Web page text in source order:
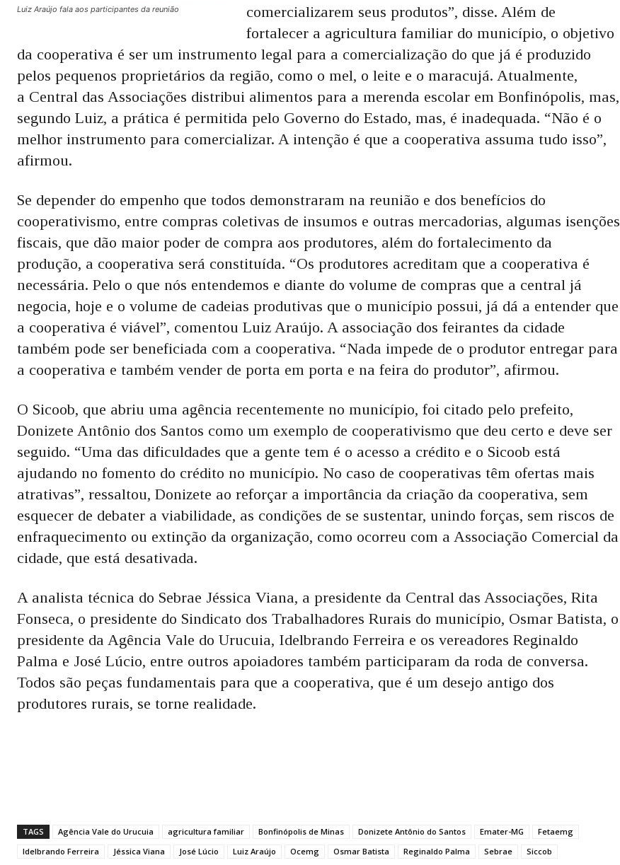
Luiz Araújo fala aos participantes da reunião
comercializarem seus produtos”, disse. Além de
fortalecer a agricultura familiar do município, o objetivo
da cooperativa é ser um instrumento legal para a comercialização do que já é produzido
pelos pequenos proprietários da região, como o mel, o leite e o maracujá. Atualmente,
a Central das Associações distribui alimentos para a merenda escolar em Bonfinópolis, mas,
segundo Luiz, a prática é permitida pelo Governo do Estado, mas, é inadequada. “Não é o
melhor instrumento para comercializar. A intenção é que a cooperativa assuma tudo isso”,
afirmou.
Se depender do empenho que todos demonstraram na reunião e dos benefícios do
cooperativismo, entre compras coletivas de insumos e outras mercadorias, algumas isenções
fiscais, que dão maior poder de compra aos produtores, além do fortalecimento da
produção, a cooperativa será constituída. “Os produtores acreditam que a cooperativa é
necessária. Pelo o que nós entendemos e diante do volume de compras que a central já
negocia, hoje e o volume de cadeias produtivas que o município possui, já dá a entender que
a cooperativa é viável”, comentou Luiz Araújo. A associação dos feirantes da cidade
também pode ser beneficiada com a cooperativa. “Nada impede de o produtor entregar para
a cooperativa e também vender de porta em porta e na feira do produtor”, afirmou.
O Sicoob, que abriu uma agência recentemente no município, foi citado pelo prefeito,
Donizete Antônio dos Santos como um exemplo de cooperativismo que deu certo e deve ser
seguido. “Uma das dificuldades que a gente tem é o acesso a crédito e o Sicoob está
ajudando no fomento do crédito no município. No caso de cooperativas têm ofertas mais
atrativas”, ressaltou, Donizete ao reforçar a importância da criação da cooperativa, sem
esquecer de debater a viabilidade, as condições de se sustentar, unindo forças, sem riscos de
enfraquecimento ou extinção da organização, como ocorreu com a Associação Comercial da
cidade, que está desativada.
A analista técnica do Sebrae Jéssica Viana, a presidente da Central das Associações, Rita
Fonseca, o presidente do Sindicato dos Trabalhadores Rurais do município, Osmar Batista, o
presidente da Agência Vale do Urucuia, Idelbrando Ferreira e os vereadores Reginaldo
Palma e José Lúcio, entre outros apoiadores também participaram da roda de conversa.
Todos são peças fundamentais para que a cooperativa, que é um desejo antigo dos
produtores rurais, se torne realidade.
TAGS Agência Vale do Urucuia agricultura familiar Bonfinópolis de Minas Donizete Antônio do Santos Emater-MG
Fetaemg
Idelbrando Ferreira
Jéssica Viana José Lúcio Luiz Araújo Ocemg Osmar Batista Reginaldo Palma Sebrae Siccob